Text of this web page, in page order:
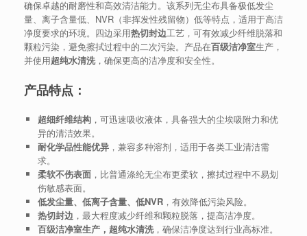
确保卓越的耐磨性和高效清洁能力。该系列无尘布具备极低发尘
量、离子含量低、NVR（非挥发性残留物）低等特点，适用于高洁
净度要求的环境。四边采用热切封边工艺，可有效减少纤维脱落和
颗粒污染，避免擦拭过程中的二次污染。产品在百级洁净室生产，
并使用超纯水清洗，确保更高的洁净度和安全性。
产品特点：
超细纤维结构，可迅速吸收液体，具备强大的尘埃吸附力和优
异的清洁效果。
耐化学品性能优异，兼容多种溶剂，适用于各类工业清洁需
求。
柔软不伤表面，比普通涤纶无尘布更柔软，擦拭过程中不易划
伤敏感表面。
低发尘量、低离子含量、低NVR，有效降低污染风险。
热切封边 ，最大程度减少纤维和颗粒脱落，提高洁净度。
百级洁净室生产，超纯水清洗，确保洁净度达到行业高标准。